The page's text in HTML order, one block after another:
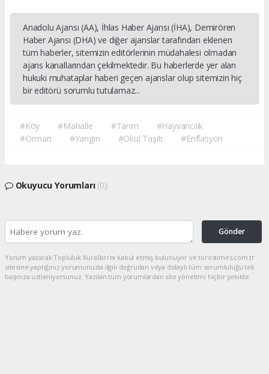
Anadolu Ajansı (AA), İhlas Haber Ajansı (İHA), Demirören
Haber Ajansı (DHA) ve diğer ajanslar tarafından eklenen
tüm haberler, sitemizin editörlerinin müdahalesi olmadan
ajans kanallarından çekilmektedir. Bu haberlerde yer alan
hukuki muhataplar haberi geçen ajanslar olup sitemizin hiç
bir editörü sorumlu tutulamaz...
#Köy #Mahalle #Tarım
#Hayvancılık
#Orman
#Yangın #Okul Taşıtı #Enflasyon
Okuyucu Yorumları (0)
Gönder
Yorum yazarak Topluluk Kuralları’nı kabul etmiş bulunuyor ve torostimes.com.tr
sitesine yaptığınız yorumunuzla ilgili doğrudan veya dolaylı tüm sorumluluğu tek
başınıza üstleniyorsunuz. Yazılan tüm yorumlardan site yönetimi hiçbir şekilde